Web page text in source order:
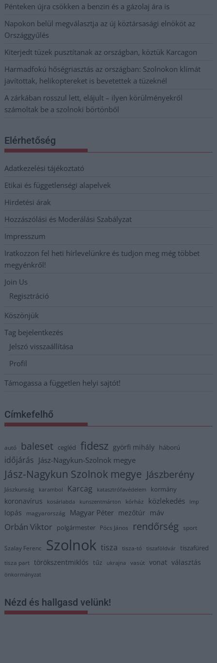
Pénteken újra csökken a benzin és a gázolaj ára is
Napokon belül megválasztja az új köztársasági elnököt az
Országgyűlés
Kiterjedt tüzek pusztítanak az országban, köztük Karcagon
Harmadfokú hőségriasztás az országban: Szolnokon klímát
javítottak, helikoptereket is bevetettek a tüzeknél
A zárkában rosszul lett, elájult – ilyen körülményekről
számoltak be a szolnoki börtönből
Elérhetőség
Adatkezelési tájékoztató
Etikai és függetlenségi alapelvek
Hirdetési árak
Hozzászólási és Moderálási Szabályzat
Impresszum
Iratkozzon fel heti hírlevelünkre és tudjon meg még többet
megyénkről!
Join Us
Regisztráció
Köszönjük
Tag bejelentkezés
Jelszó visszaállítása
Profil
Támogassa a független helyi sajtót!
Címkefelhő
autó baleset cegléd fidesz györfi mihály háború
időjárás Jász-Nagykun-Szolnok megye
Jász-Nagykun Szolnok megye Jászberény
Jászkunság karambol Karcag katasztrófavédelem kormány
koronavírus kosárlabda kunszentmárton kórház közlekedés lmp
lopás magyarország Magyar Péter mezőtúr máv
Orbán Viktor polgármester Pócs János rendőrség sport
Szalay Ferenc Szolnok tisza tisza-tó tiszaföldvár tiszafüred
tisza part törökszentmiklós tűz ukrajna vasút vonat választás
önkormányzat
Nézd és hallgasd velünk!